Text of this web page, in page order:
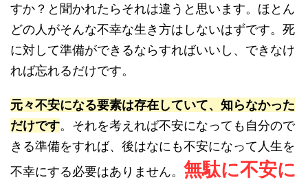
すか？と聞かれたらそれは違うと思います。ほとん
どの人がそんな不幸な生き方はしないはずです。死
に対して準備ができるならすればいいし、できなけ
れば忘れるだけです。
元々不安になる要素は存在していて、知らなかった
だけです。それを考えれば不安になっても自分ので
きる準備をすれば、後はなにも不安になって人生を
不幸にする必要はありません。 無駄に不安に